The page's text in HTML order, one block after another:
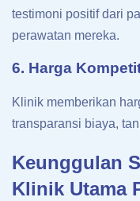
testimoni positif dari
perawatan mereka.
6. Harga
Klinik memberikan
transparansi biaya,
Keunggulan
Klinik Utama